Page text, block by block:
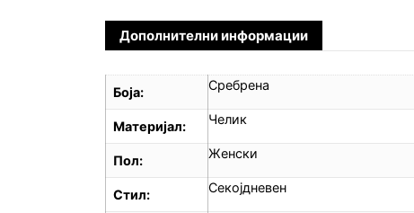
Дополнителни информации
Боја Сребрена
Материјал Челик
Пол Женски
Стил Секојдневен